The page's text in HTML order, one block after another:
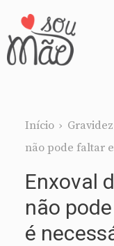
Pular
para
Início › Gravidez
não pode faltar
Enxoval
não
é